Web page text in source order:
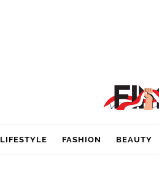
LIFESTYLE FASHION BEAUTY